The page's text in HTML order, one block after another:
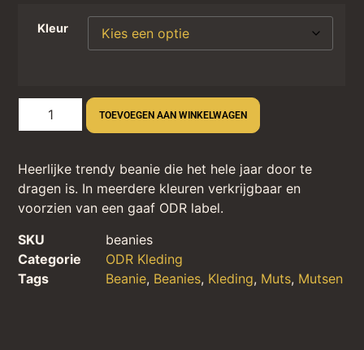
Kleur
TOEVOEGEN AAN WINKELWAGEN
Heerlijke trendy beanie die het hele jaar door te
dragen is. In meerdere kleuren verkrijgbaar en
voorzien van een gaaf ODR label.
SKU
beanies
Categorie
ODR Kleding
Tags
Beanie, Beanies, Kleding, Muts, Mutsen